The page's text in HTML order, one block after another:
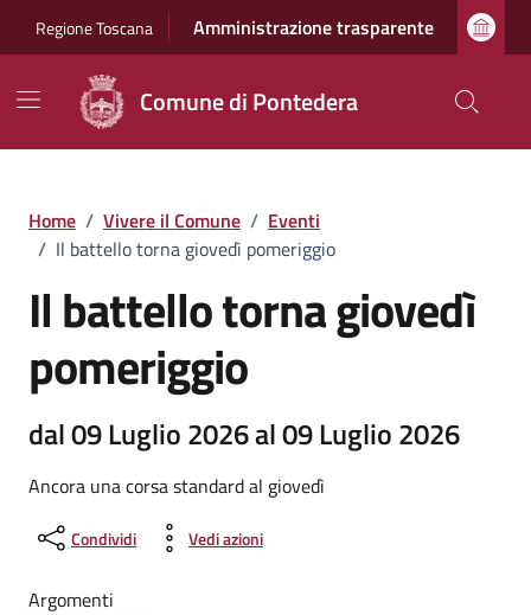
Regione Toscana Amministrazione trasparente
Comune di Pontedera
Home / Vivere il Comune / Eventi
/ Il battello torna giovedì pomeriggio
Il battello torna giovedì
pomeriggio
dal 09 Luglio 2026 al 09 Luglio 2026
Ancora una corsa standard al giovedì
Condividi Vedi azioni
Argomenti